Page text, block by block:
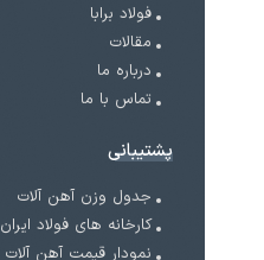
فولاد برابا
مقالات
درباره ما
تماس با ما
پشتیبانی
جدول وزن آهن آلات
کارخانه های فولاد ایران
نمودار قیمت آهن آلات